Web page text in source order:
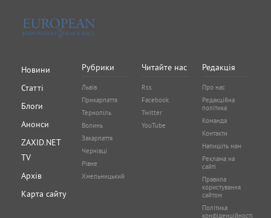
Новини
Статті
Блоги
Анонси
ZAXID.NET
TV
Архів
Карта сайту
Рубрики
Львів
Прикарпаття
Тернопіль
Волинь
Закарпаття
Чернівці
Рівне
Хмельницький
Читайте нас
Rss
Facebook
Twitter
YouTube
Редакція
Про нас
Редакційна
політика
Команда
Контакти
Напишіть нам
Реклама на
сайті
Правила
користування
сайтом
Політика
конфіденційності